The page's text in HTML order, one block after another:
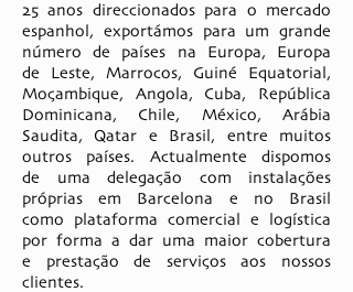
25 anos direccionados para o mercado
espanhol, exportámos para um grande
número de países na Europa, Europa
de Leste, Marrocos, Guiné Equatorial,
Moçambique, Angola, Cuba, República
Dominicana, Chile, México, Arábia
Saudita, Qatar e Brasil, entre muitos
outros países. Actualmente dispomos
de uma delegação com instalações
próprias em Barcelona e no Brasil
como plataforma comercial e logística
por forma a dar uma maior cobertura
e prestação de serviços aos nossos
clientes.